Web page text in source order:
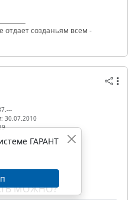
отдает созданьям всем -
30.07.2010
МОЖНО?
ГАРАНТ